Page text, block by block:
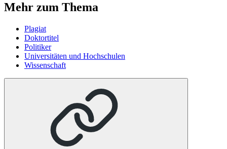
Mehr zum Thema
Plagiat
Doktortitel
Politiker
Universitäten und Hochschulen
Wissenschaft